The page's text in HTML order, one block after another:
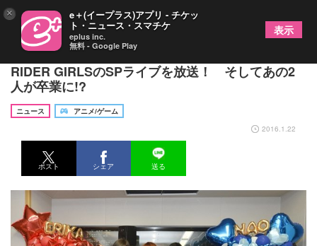
鈴村健一さん・神谷浩史さんのラジオが、KAMEN
RIDER GIRLSのSPライブを放送！ そしてあの2
人が卒業に!?
ニュース
アニメ/ゲーム
2016.1.22
ポスト シェア 送る
× e＋(イープラス)アプリ - チケッ
ト・ニュース・スマチケ
eplus inc.
無料 - Google Play
表示